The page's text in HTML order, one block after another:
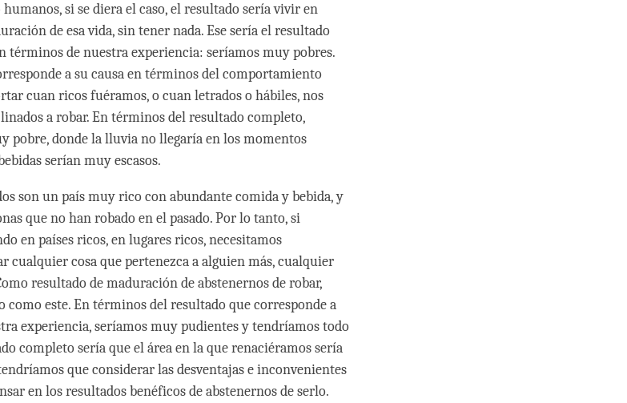
si se diera el caso, el resultado sería vivir en
de esa vida, sin tener nada. Ese sería el resultado
términos de nuestra experiencia: seríamos muy pobres.
a su causa en términos del comportamiento
cuan ricos fuéramos, o cuan letrados o hábiles, nos
a robar. En términos del resultado completo,
pobre, donde la lluvia no llegaría en los momentos
serían muy escasos.
son un país muy rico con abundante comida y bebida, y
que no han robado en el pasado. Por lo tanto, si
en países ricos, en lugares ricos, necesitamos
cualquier cosa que pertenezca a alguien más, cualquier
resultado de maduración de abstenernos de robar,
este. En términos del resultado que corresponde a
experiencia, seríamos muy pudientes y tendríamos todo
completo sería que el área en la que renaciéramos sería
que considerar las desventajas e inconvenientes
en los resultados benéficos de abstenernos de serlo.